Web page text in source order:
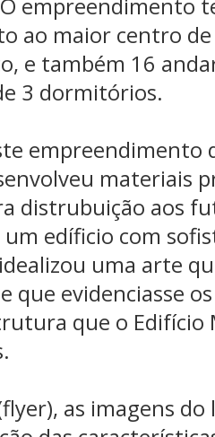
empreendimento
ao maior centro de
e também 16
3 dormitórios.
empreendimento
materiais
distrubuição aos
edíficio com
uma arte
que evidenciasse
que o Edifício
as imagens do